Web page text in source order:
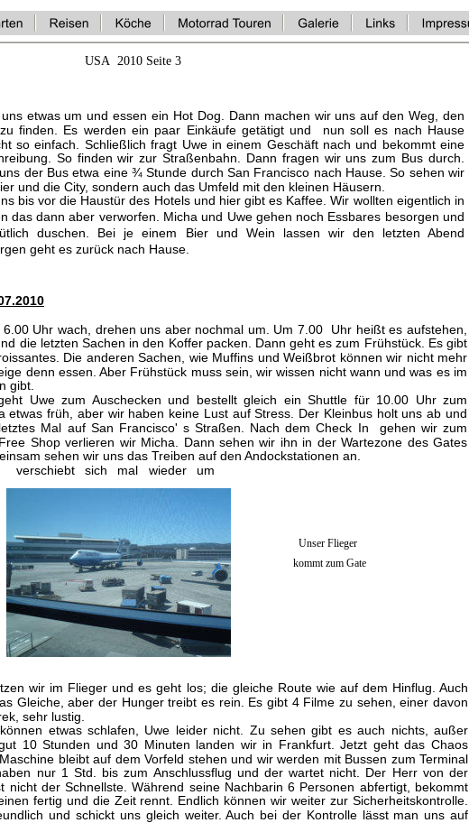
USA  2010 Seite 3
etwas um und essen ein Hot Dog. Dann machen wir uns auf den Weg, den
finden. Es werden ein paar Einkäufe getätigt und nun soll es nach Hause
so einfach. Schließlich fragt Uwe in einem Geschäft nach und bekommt eine
So finden wir zur Straßenbahn. Dann fragen wir uns zum Bus durch.
der Bus etwa eine ¾ Stunde durch San Francisco nach Hause. So sehen wir
und die City, sondern auch das Umfeld mit den kleinen Häusern.
bis vor die Haustür des Hotels und hier gibt es Kaffee. Wir wollten eigentlich in
das dann aber verworfen. Micha und Uwe gehen noch Essbares besorgen und
duschen. Bei je einem Bier und Wein lassen wir den letzten Abend
geht es zurück nach Hause.
Uhr wach, drehen uns aber nochmal um. Um 7.00 Uhr heißt es aufstehen,
die letzten Sachen in den Koffer packen. Dann geht es zum Frühstück. Es gibt
Die anderen Sachen, wie Muffins und Weißbrot können wir nicht mehr
denn essen. Aber Frühstück muss sein, wir wissen nicht wann und was es im
gibt.
Uwe zum Auschecken und bestellt gleich ein Shuttle für 10.00 Uhr zum
etwas früh, aber wir haben keine Lust auf Stress. Der Kleinbus holt uns ab und
Mal auf San Francisco' s Straßen. Nach dem Check In gehen wir zum
Shop verlieren wir Micha. Dann sehen wir ihn in der Wartezone des Gates
sehen wir uns das Treiben auf den Andockstationen an.
verschiebt sich mal wieder um
wir im Flieger und es geht los; die gleiche Route wie auf dem Hinflug. Auch
Gleiche, aber der Hunger treibt es rein. Es gibt 4 Filme zu sehen, einer davon
sehr lustig.
etwas schlafen, Uwe leider nicht. Zu sehen gibt es auch nichts, außer
10 Stunden und 30 Minuten landen wir in Frankfurt. Jetzt geht das Chaos
bleibt auf dem Vorfeld stehen und wir werden mit Bussen zum Terminal
nur 1 Std. bis zum Anschlussflug und der wartet nicht. Der Herr von der
nicht der Schnellste. Während seine Nachbarin 6 Personen abfertigt, bekommt
fertig und die Zeit rennt. Endlich können wir weiter zur Sicherheitskontrolle.
und schickt uns gleich weiter. Auch bei der Kontrolle lässt man uns auf
Unser Flieger
kommt zum Gate